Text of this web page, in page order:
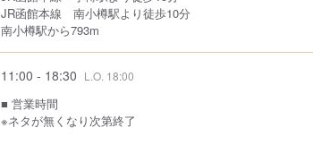
JR函館本線 南小樽駅より徒歩10分
南小樽駅から793m
11:00 - 18:30 L.O. 18:00
■ 営業時間
※ネタが無くなり次第終了